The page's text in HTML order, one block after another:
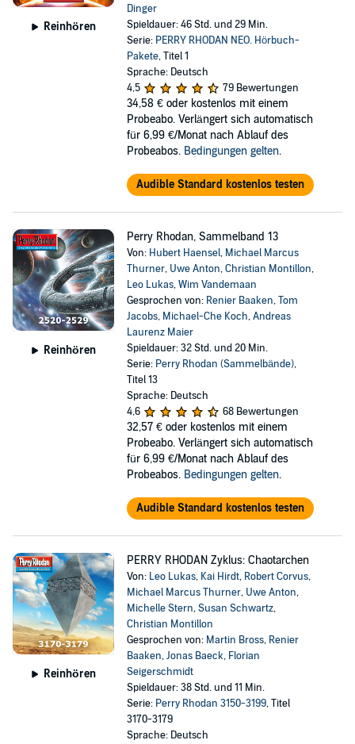
Reinhören
Dinger
Spieldauer: 46 Std. und 29 Min.
Serie: PERRY RHODAN NEO. Hörbuch-
Pakete, Titel 1
Sprache: Deutsch
4,5
79 Bewertungen
34,58 € oder kostenlos mit einem
Probeabo. Verlängert sich automatisch
für 6,99 €/Monat nach Ablauf des
Probeabos. Bedingungen gelten.
Audible Standard kostenlos testen
Reinhören
Perry Rhodan, Sammelband 13
Von: Hubert Haensel, Michael Marcus
Thurner, Uwe Anton,Christian Montillon,
Leo Lukas,Wim Vandemaan
Gesprochen von: Renier Baaken,Tom
Jacobs, Michael-Che Koch,Andreas
Laurenz Maier
Spieldauer: 32 Std. und 20 Min.
Serie: Perry Rhodan (Sammelbände),
Titel 13
Sprache: Deutsch
4,6
68 Bewertungen
32,57 € oder kostenlos mit einem
Probeabo. Verlängert sich automatisch
für 6,99 €/Monat nach Ablauf des
Probeabos. Bedingungen gelten.
Audible Standard kostenlos testen
Reinhören
PERRY RHODAN Zyklus: Chaotarchen
Von: Leo Lukas, Kai Hirdt, Robert Corvus,
Michael Marcus Thurner, Uwe Anton,
Michelle Stern,Susan Schwartz,
Christian Montillon
Gesprochen von: Martin Bross, Renier
Baaken,Jonas Baeck, Florian
Seigerschmidt
Spieldauer: 38 Std. und 11 Min.
Serie: Perry Rhodan 3150-3199, Titel
3170-3179
Sprache: Deutsch